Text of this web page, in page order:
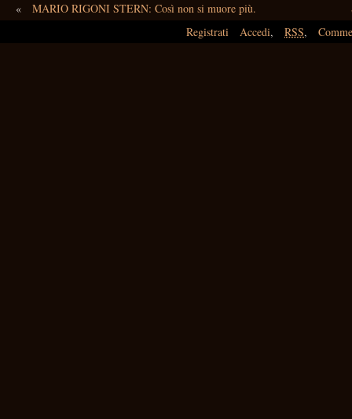
« MARIO RIGONI STERN: Così non si muore più.
Registrati
Accedi, RSS,